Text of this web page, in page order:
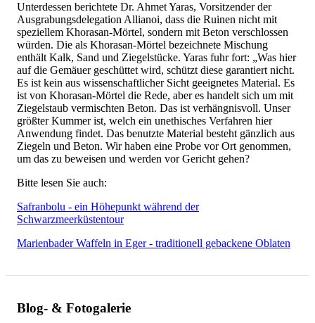
Unterdessen berichtete Dr. Ahmet Yaras, Vorsitzender der
Ausgrabungsdelegation Allianoi, dass die Ruinen nicht mit
speziellem Khorasan-Mörtel, sondern mit Beton verschlossen
würden. Die als Khorasan-Mörtel bezeichnete Mischung
enthält Kalk, Sand und Ziegelstücke. Yaras fuhr fort: „Was hier
auf die Gemäuer geschüttet wird, schützt diese garantiert nicht.
Es ist kein aus wissenschaftlicher Sicht geeignetes Material. Es
ist von Khorasan-Mörtel die Rede, aber es handelt sich um mit
Ziegelstaub vermischten Beton. Das ist verhängnisvoll. Unser
größter Kummer ist, welch ein unethisches Verfahren hier
Anwendung findet. Das benutzte Material besteht gänzlich aus
Ziegeln und Beton. Wir haben eine Probe vor Ort genommen,
um das zu beweisen und werden vor Gericht gehen?
Bitte lesen Sie auch:
Safranbolu - ein Höhepunkt während der
Schwarzmeerküstentour
Marienbader Waffeln in Eger - traditionell gebackene Oblaten
Blog- & Fotogalerie